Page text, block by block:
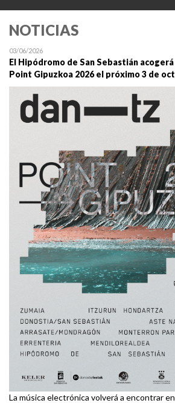
NOTICIAS
03/06/2026
El Hipódromo de San Sebastián
Point Gipuzkoa 2026 el próximo 3 de
La música electrónica volverá a encontrar